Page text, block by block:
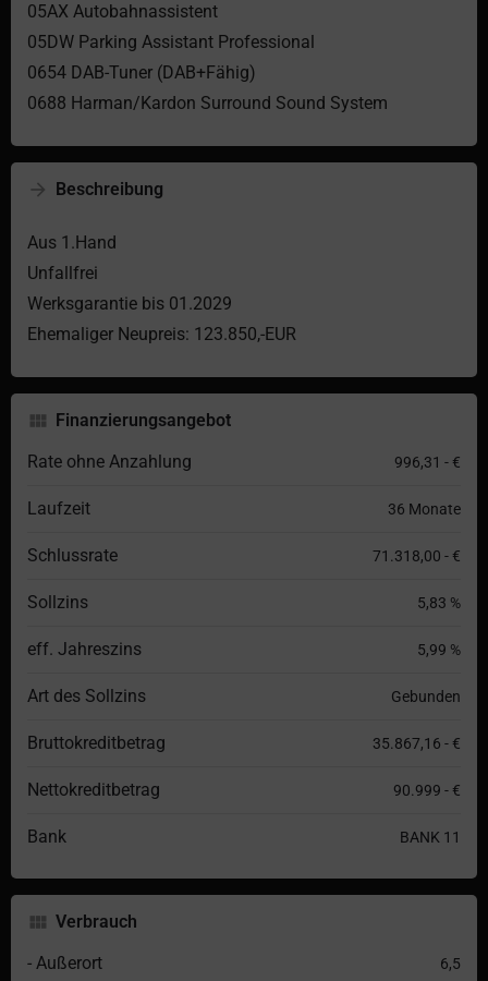
05AX Autobahnassistent
05DW Parking Assistant Professional
0654 DAB-Tuner (DAB+Fähig)
0688 Harman/Kardon Surround Sound System
Beschreibung
Aus 1.Hand
Unfallfrei
Werksgarantie bis 01.2029
Ehemaliger Neupreis: 123.850,-EUR
Finanzierungsangebot
Rate ohne Anzahlung
996,31 - €
Laufzeit 36 Monate
Schlussrate 71.318,00 - €
Sollzins 5,83 %
eff. Jahreszins 5,99 %
Art des Sollzins Gebunden
Bruttokreditbetrag 35.867,16 - €
Nettokreditbetrag 90.999 - €
Bank BANK 11
Verbrauch
- Außerort
6,5